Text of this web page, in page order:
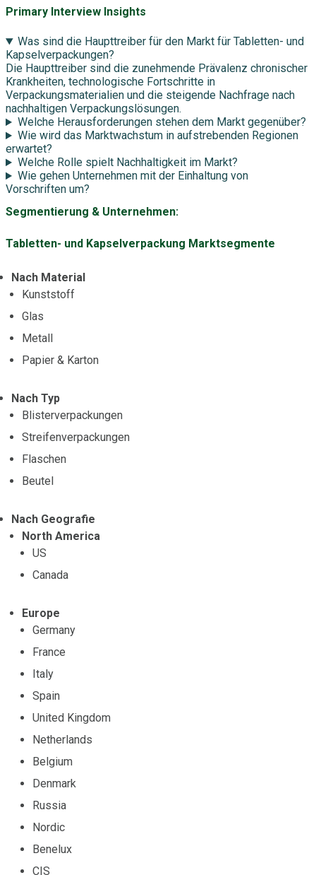
Primary Interview Insights
Was sind die Haupttreiber für den Markt für Tabletten- und
Kapselverpackungen?
Die Haupttreiber sind die zunehmende Prävalenz chronischer
Krankheiten, technologische Fortschritte in
Verpackungsmaterialien und die steigende Nachfrage nach
nachhaltigen Verpackungslösungen.
Welche Herausforderungen stehen dem Markt gegenüber?
Wie wird das Marktwachstum in aufstrebenden Regionen
erwartet?
Welche Rolle spielt Nachhaltigkeit im Markt?
Wie gehen Unternehmen mit der Einhaltung von
Vorschriften um?
Segmentierung & Unternehmen:
Tabletten- und Kapselverpackung Marktsegmente
Nach Material
Kunststoff
Glas
Metall
Papier & Karton
Nach Typ
Blisterverpackungen
Streifenverpackungen
Flaschen
Beutel
Nach Geografie
North America
US
Canada
Europe
Germany
France
Italy
Spain
United Kingdom
Netherlands
Belgium
Denmark
Russia
Nordic
Benelux
CIS